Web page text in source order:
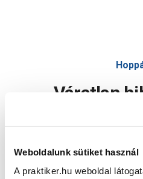
Weboldalunk sütiket használ
A praktiker.hu weboldal
Váratlan
Oldal